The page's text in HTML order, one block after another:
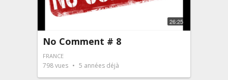
26:25
No Comment # 8
FRANCE
798vues 5 années déjà